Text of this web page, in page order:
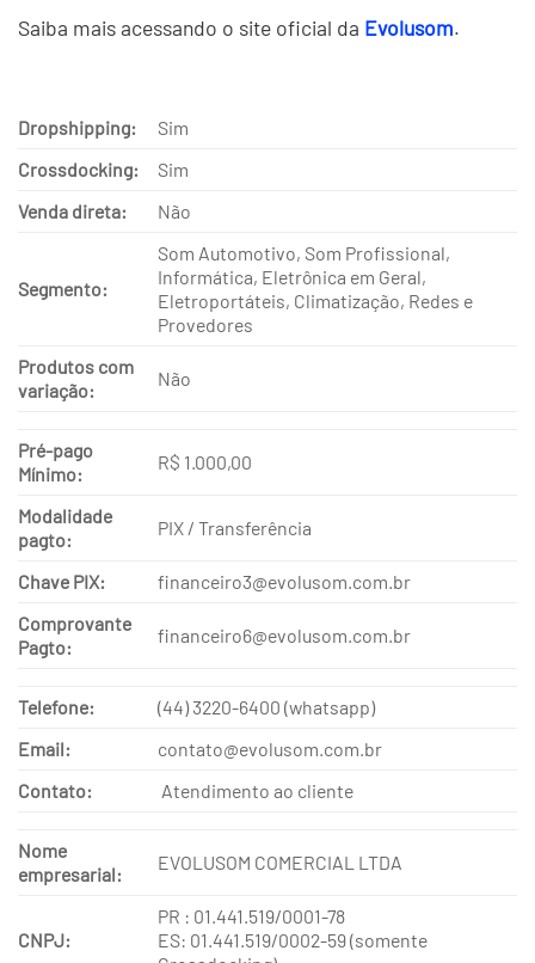
Saiba mais acessando o site oficial da Evolusom.
Dropshipping:
Sim
Crossdocking:
Sim
Venda direta:
Não
Segmento:
Som Automotivo, Som Profissional,
Informática, Eletrônica em Geral,
Eletroportáteis, Climatização, Redes e
Provedores
Produtos com
variação:
Não
Pré-pago
Mínimo:
R$ 1.000,00
Modalidade
pagto:
PIX / Transferência
Chave PIX:
financeiro3@evolusom.com.br
Comprovante
Pagto:
financeiro6@evolusom.com.br
Telefone:
(44) 3220-6400 (whatsapp)
Email:
contato@evolusom.com.br
Contato:
Atendimento ao cliente
Nome
empresarial:
EVOLUSOM COMERCIAL LTDA
CNPJ:
PR : 01.441.519/0001-78
ES: 01.441.519/0002-59 (somente